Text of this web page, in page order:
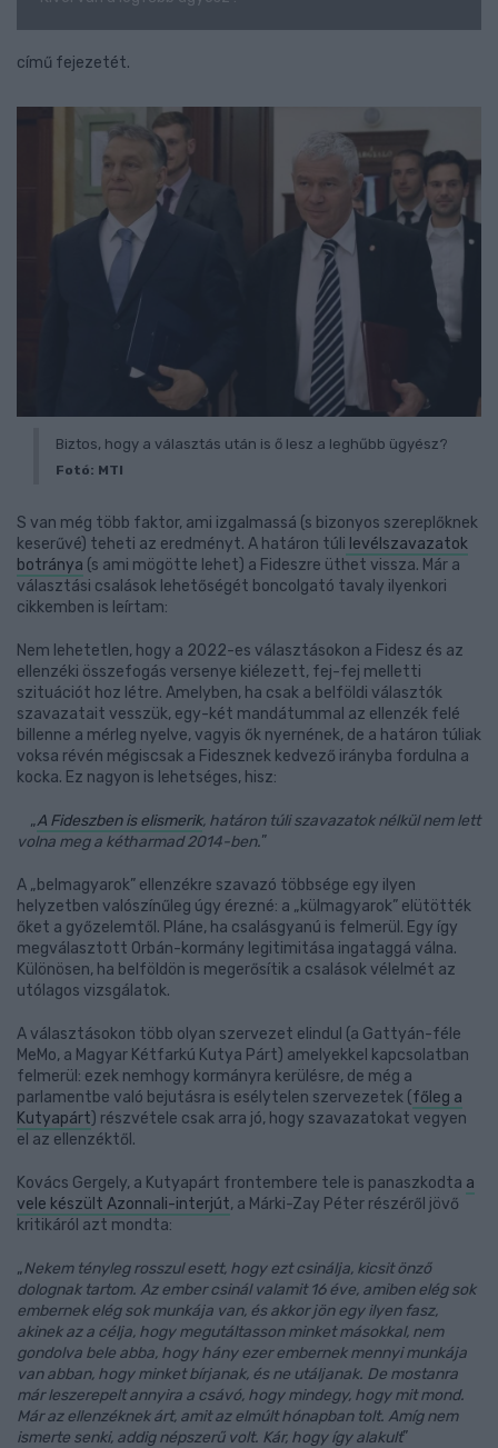
című fejezetét.
Biztos, hogy a választás után is ő lesz a leghűbb ügyész?
Fotó: MTI
S van még több faktor, ami izgalmassá (s bizonyos szereplőknek
keserűvé) teheti az eredményt. A határon túli levélszavazatok
botránya (s ami mögötte lehet) a Fideszre üthet vissza. Már a
választási csalások lehetőségét boncolgató tavaly ilyenkori
cikkemben is leírtam:
Nem lehetetlen, hogy a 2022-es választásokon a Fidesz és az
ellenzéki összefogás versenye kiélezett, fej-fej melletti
szituációt hoz létre. Amelyben, ha csak a belföldi választók
szavazatait vesszük, egy-két mandátummal az ellenzék felé
billenne a mérleg nyelve, vagyis ők nyernének, de a határon túliak
voksa révén mégiscsak a Fidesznek kedvező irányba fordulna a
kocka. Ez nagyon is lehetséges, hisz:
„A Fideszben is elismerik, határon túli szavazatok nélkül nem lett
volna meg a kétharmad 2014-ben.”
A „belmagyarok” ellenzékre szavazó többsége egy ilyen
helyzetben valószínűleg úgy érezné: a „külmagyarok” elütötték
őket a győzelemtől. Pláne, ha csalásgyanú is felmerül. Egy így
megválasztott Orbán-kormány legitimitása ingataggá válna.
Különösen, ha belföldön is megerősítik a csalások vélelmét az
utólagos vizsgálatok.
A választásokon több olyan szervezet elindul (a Gattyán-féle
MeMo, a Magyar Kétfarkú Kutya Párt) amelyekkel kapcsolatban
felmerül: ezek nemhogy kormányra kerülésre, de még a
parlamentbe való bejutásra is esélytelen szervezetek (főleg a
Kutyapárt) részvétele csak arra jó, hogy szavazatokat vegyen
el az ellenzéktől.
Kovács Gergely, a Kutyapárt frontembere tele is panaszkodta a
vele készült Azonnali-interjút, a Márki-Zay Péter részéről jövő
kritikáról azt mondta:
„Nekem tényleg rosszul esett, hogy ezt csinálja, kicsit önző
dolognak tartom. Az ember csinál valamit 16 éve, amiben elég sok
embernek elég sok munkája van, és akkor jön egy ilyen fasz,
akinek az a célja, hogy megutáltasson minket másokkal, nem
gondolva bele abba, hogy hány ezer embernek mennyi munkája
van abban, hogy minket bírjanak, és ne utáljanak. De mostanra
már leszerepelt annyira a csávó, hogy mindegy, hogy mit mond.
Már az ellenzéknek árt, amit az elmúlt hónapban tolt. Amíg nem
ismerte senki, addig népszerű volt. Kár, hogy így alakult”